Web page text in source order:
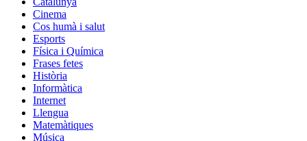
Cinema
Cos humà i salut
Esports
Física i Química
Frases fetes
Història
Informàtica
Internet
Llengua
Matemàtiques
Música